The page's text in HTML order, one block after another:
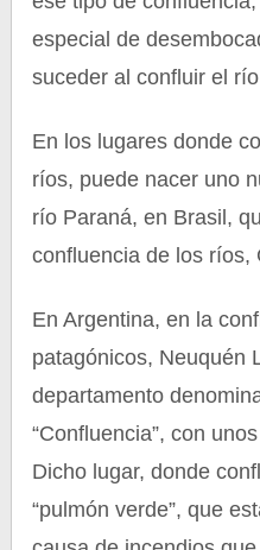
especial de
suceder al confluir el
En los lugares donde
ríos, puede nacer uno
río Paraná, en Brasil,
confluencia de los ríos,
En Argentina, en la
patagónicos, Neuquén
departamento
“Confluencia”, con
Dicho lugar, donde
“pulmón verde”, que